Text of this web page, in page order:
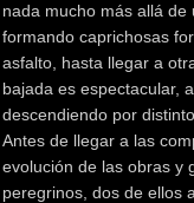
nada mucho más allá
formando caprichosas
asfalto, hasta llegar a
bajada es espectacular,
descendiendo por
Antes de llegar a las
evolución de las obras y
peregrinos, dos de ellos